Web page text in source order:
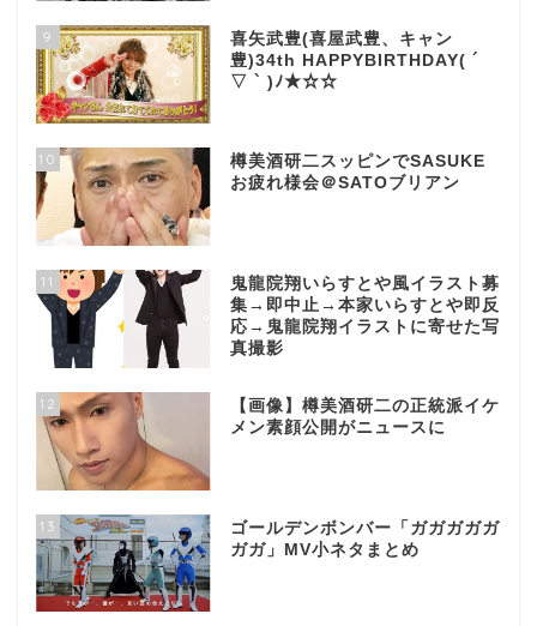
9
喜矢武豊(喜屋武豊、キャン
豊)34th HAPPYBIRTHDAY( ´
▽ ` )ﾉ★☆☆
10
樽美酒研二スッピンでSASUKE
お疲れ様会＠SATOブリアン
11
鬼龍院翔いらすとや風イラスト募
集→即中止→本家いらすとや即反
応→鬼龍院翔イラストに寄せた写
真撮影
12
【画像】樽美酒研二の正統派イケ
メン素顔公開がニュースに
13
ゴールデンボンバー「ガガガガガ
ガガ」MV小ネタまとめ